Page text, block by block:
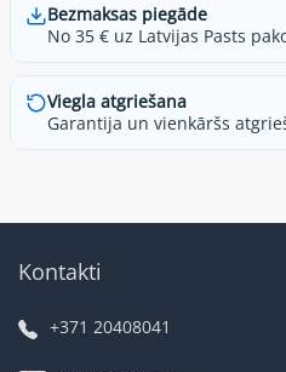
Bezmaksas piegāde
No 35 € uz Latvijas Pasts
Viegla atgriešana
Garantija un vienkāršs
Kontakti
+371 20408041